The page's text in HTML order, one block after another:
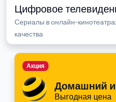
Цифровое
Сериалы в онлайн-
качества
Домашний
Выгодная цена
Акция